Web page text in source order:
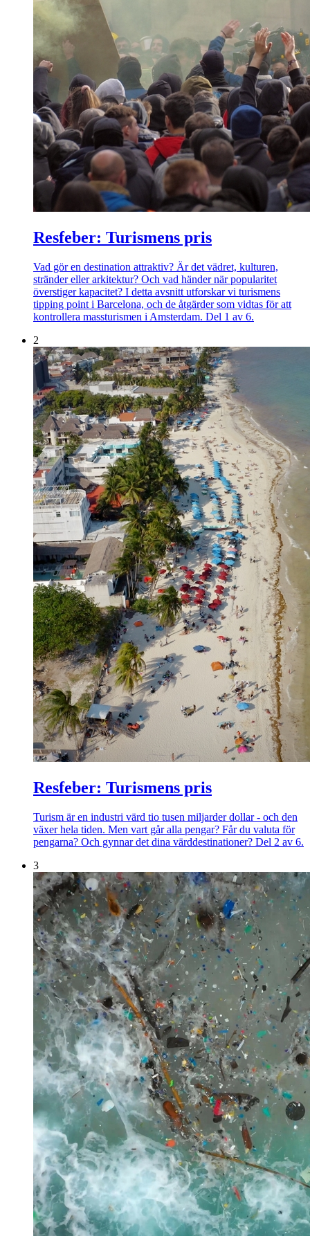
Resfeber: Turismens pris
Vad gör en destination attraktiv? Är det vädret, kulturen,
stränder eller arkitektur? Och vad händer när popularitet
överstiger kapacitet? I detta avsnitt utforskar vi turismens
tipping point i Barcelona, och de åtgärder som vidtas för att
kontrollera massturismen i Amsterdam. Del 1 av 6.
2
Resfeber: Turismens pris
Turism är en industri värd tio tusen miljarder dollar - och den
växer hela tiden. Men vart går alla pengar? Får du valuta för
pengarna? Och gynnar det dina värddestinationer? Del 2 av 6.
3